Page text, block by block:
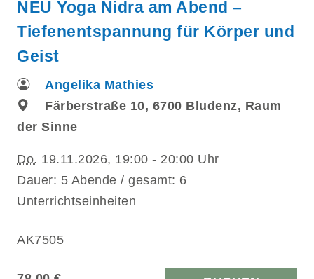
NEU Yoga Nidra am Abend –
Tiefenentspannung für Körper und
Geist
Angelika Mathies
Färberstraße 10, 6700 Bludenz, Raum
der Sinne
Do. 19.11.2026, 19:00 - 20:00 Uhr
Dauer: 5 Abende / gesamt: 6
Unterrichtseinheiten
AK7505